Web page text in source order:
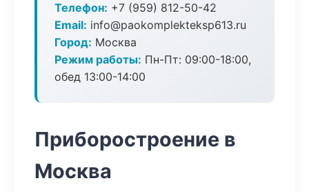
Телефон: +7 (959) 812-50-42
Email: info@paokomplekteksp613.ru
Город: Москва
Режим работы: Пн-Пт: 09:00-18:00,
обед 13:00-14:00
Приборостроение в
Москва